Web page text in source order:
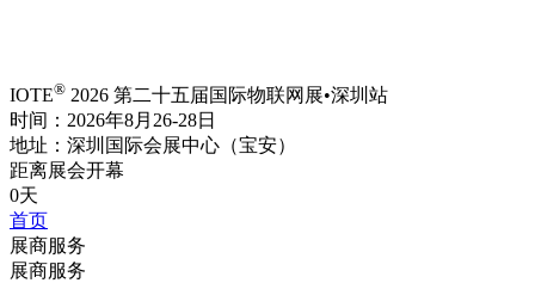
IOTE® 2026 第二十五届国际物联网展•深圳站
时间：2026年8月26-28日
地址：深圳国际会展中心（宝安）
距离展会开幕
0天
首页
展商服务
展商服务